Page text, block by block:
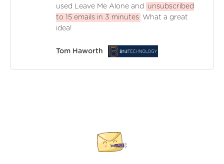
used Leave Me Alone and
unsubscribed
to 15 emails in 3 minutes
What a great
idea!
Tom Haworth